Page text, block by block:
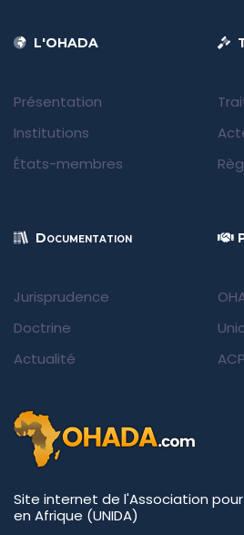
L'OHADA
Présentation
Institutions
États-membres
Documentation
Jurisprudence
Doctrine
Actualité
Site internet de l'Association
en Afrique (UNIDA)